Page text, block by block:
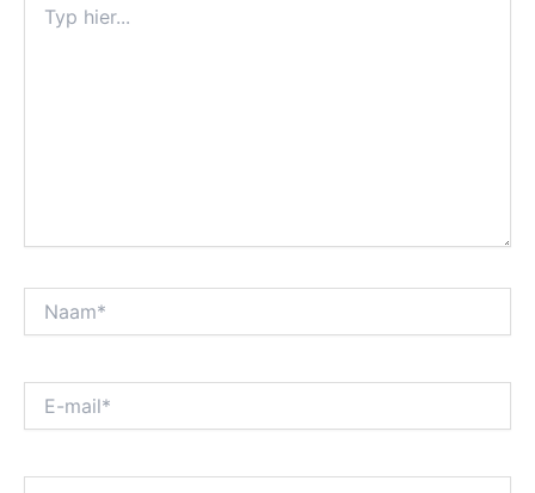
hier...
mail*